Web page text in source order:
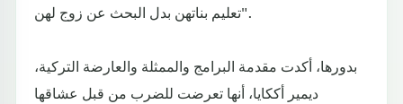
تعليم بناتهن بدل البحث عن زوج لهن".
بدورها، أكدت مقدمة البرامج والممثلة والعارضة التركية،
ديمير أككايا، أنها تعرضت للضرب من قبل عشاقها